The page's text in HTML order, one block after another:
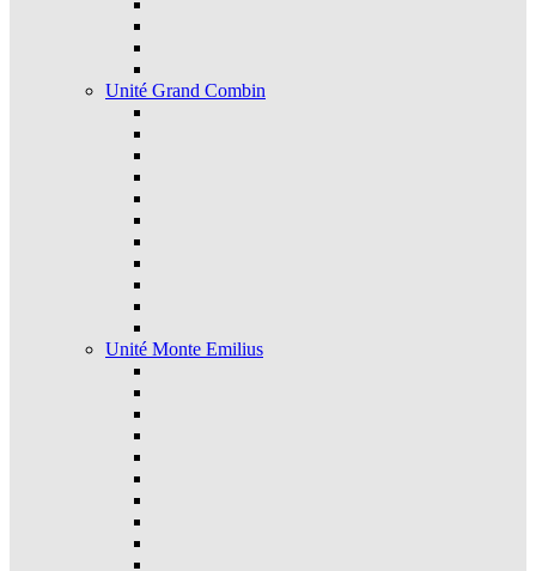
Unité Grand Combin
Unité Monte Emilius